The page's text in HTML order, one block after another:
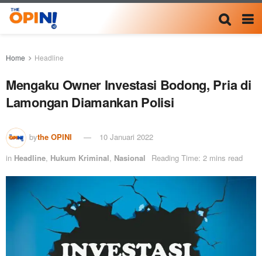
Home Headline
Mengaku Owner Investasi Bodong, Pria di
Lamongan Diamankan Polisi
bythe OPINI
10 Januari 2022
in Headline, Hukum Kriminal, Nasional Reading Time: 2 mins read